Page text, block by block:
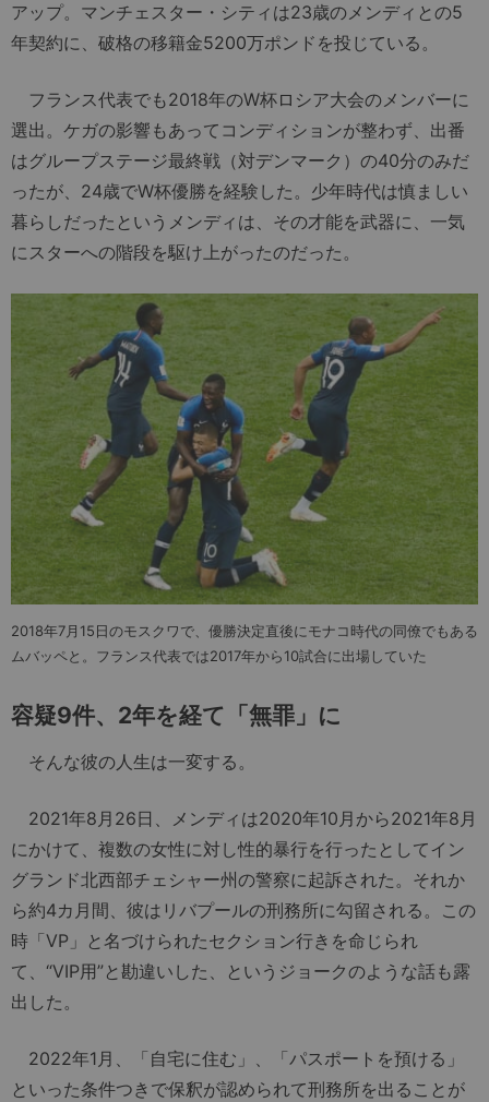
アップ。マンチェスター・シティは23歳のメンディとの5
年契約に、破格の移籍金5200万ポンドを投じている。
フランス代表でも2018年のW杯ロシア大会のメンバーに
選出。ケガの影響もあってコンディションが整わず、出番
はグループステージ最終戦（対デンマーク）の40分のみだ
ったが、24歳でW杯優勝を経験した。少年時代は慎ましい
暮らしだったというメンディは、その才能を武器に、一気
にスターへの階段を駆け上がったのだった。
2018年7月15日のモスクワで、優勝決定直後にモナコ時代の同僚でもある
ムバッペと。フランス代表では2017年から10試合に出場していた
容疑9件、 2年を経て「無罪」に
そんな彼の人生は一変する。
2021年8月26日、メンディは2020年10月から2021年8月
にかけて、複数の女性に対し性的暴行を行ったとしてイン
グランド北西部チェシャー州の警察に起訴された。それか
ら約4カ月間、彼はリバプールの刑務所に勾留される。この
時「VP」と名づけられたセクション行きを命じられ
て、“VIP用”と勘違いした、というジョークのような話も露
出した。
2022年1月、「自宅に住む」、「パスポートを預ける」
といった条件つきで保釈が認められて刑務所を出ることが